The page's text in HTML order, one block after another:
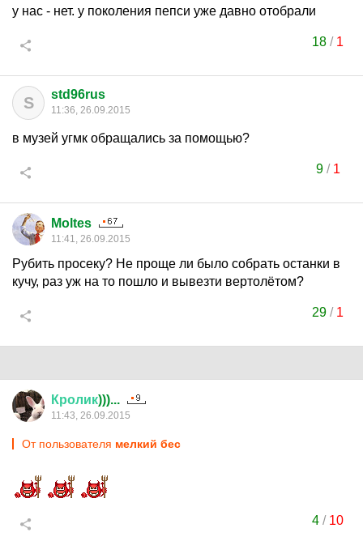
у нас - нет. у поколения пепси уже давно отобрали
18 / 1
S std96rus
11:36, 26.09.2015
в музей угмк обращались за помощью?
9/ 1
Moltes
11:41, 26.09.2015
Рубить просеку? Не проще ли было собрать останки в
кучу, раз уж на то пошло и вывезти вертолётом?
29 / 1
Кролик)))...
11:43, 26.09.2015
От пользователя мелкий бес
4 / 10